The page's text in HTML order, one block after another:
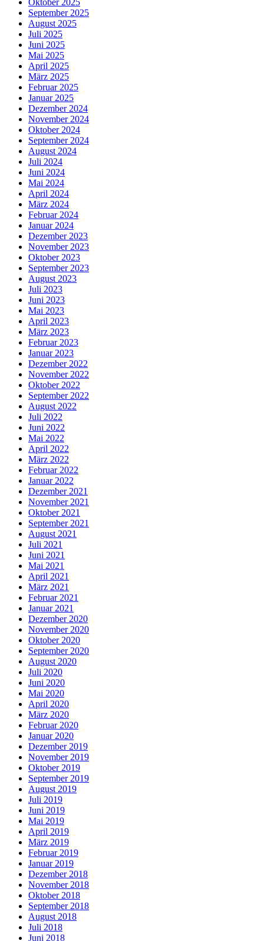
September 2025
August 2025
Juli 2025
Juni 2025
Mai 2025
April 2025
März 2025
Februar 2025
Januar 2025
Dezember 2024
November 2024
Oktober 2024
September 2024
August 2024
Juli 2024
Juni 2024
Mai 2024
April 2024
März 2024
Februar 2024
Januar 2024
Dezember 2023
November 2023
Oktober 2023
September 2023
August 2023
Juli 2023
Juni 2023
Mai 2023
April 2023
März 2023
Februar 2023
Januar 2023
Dezember 2022
November 2022
Oktober 2022
September 2022
August 2022
Juli 2022
Juni 2022
Mai 2022
April 2022
März 2022
Februar 2022
Januar 2022
Dezember 2021
November 2021
Oktober 2021
September 2021
August 2021
Juli 2021
Juni 2021
Mai 2021
April 2021
März 2021
Februar 2021
Januar 2021
Dezember 2020
November 2020
Oktober 2020
September 2020
August 2020
Juli 2020
Juni 2020
Mai 2020
April 2020
März 2020
Februar 2020
Januar 2020
Dezember 2019
November 2019
Oktober 2019
September 2019
August 2019
Juli 2019
Juni 2019
Mai 2019
April 2019
März 2019
Februar 2019
Januar 2019
Dezember 2018
November 2018
Oktober 2018
September 2018
August 2018
Juli 2018
Juni 2018